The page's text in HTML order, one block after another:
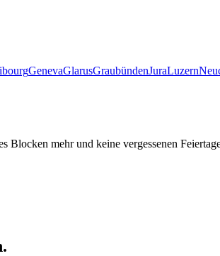
GenevaGlarusGraubündenJuraLuzern
Blocken mehr und keine vergessenen